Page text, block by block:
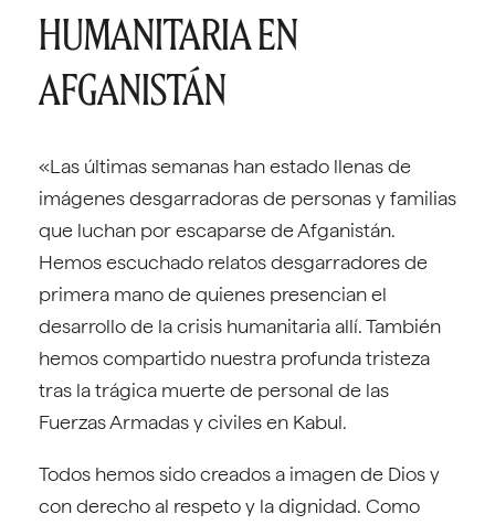
HUMANITARIA EN
AFGANISTÁN
«Las últimas semanas han estado llenas de
imágenes desgarradoras de personas y familias
que luchan por escaparse de Afganistán.
Hemos escuchado relatos desgarradores de
primera mano de quienes presencian el
desarrollo de la crisis humanitaria allí. También
hemos compartido nuestra profunda tristeza
tras la trágica muerte de personal de las
Fuerzas Armadas y civiles en Kabul.
Todos hemos sido creados a imagen de Dios y
con derecho al respeto y la dignidad. Como